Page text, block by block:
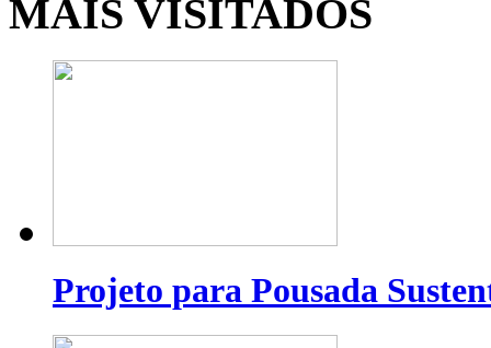
MAIS VISITADOS
Projeto para Pousada